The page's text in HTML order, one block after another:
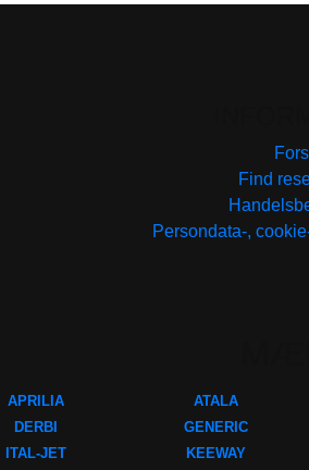
Find
Persondata-,
APRILIA
DERBI
ITAL-JET
ATALA
GENERIC
KEEWAY